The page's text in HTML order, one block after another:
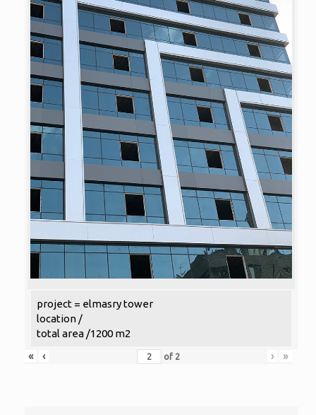
project = elmasry tower
location /
total area /1200 m2
«
‹ of 2 › »